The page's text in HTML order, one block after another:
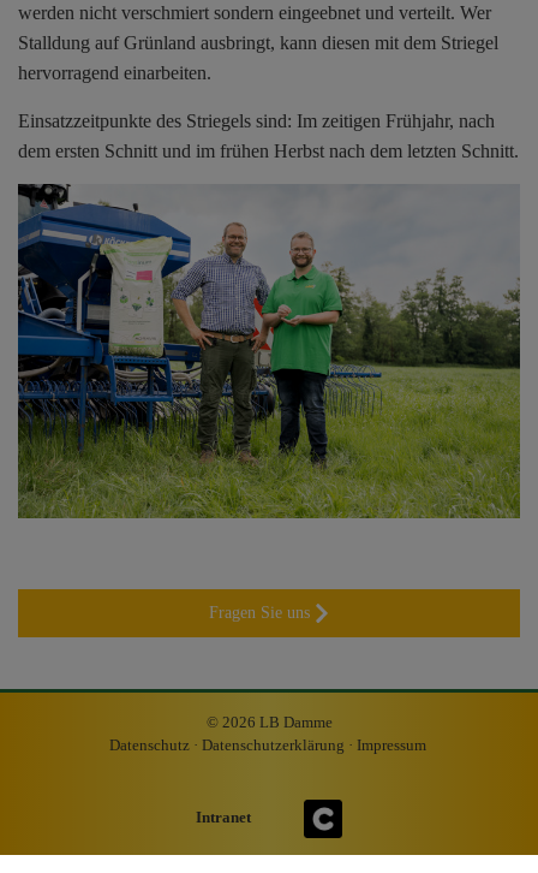
werden nicht verschmiert sondern eingeebnet und verteilt. Wer
Stalldung auf Grünland ausbringt, kann diesen mit dem Striegel
hervorragend einarbeiten.
Einsatzzeitpunkte des Striegels sind: Im zeitigen Frühjahr, nach
dem ersten Schnitt und im frühen Herbst nach dem letzten Schnitt.
Fragen Sie uns
© 2026 LB Damme
Datenschutz· Datenschutzerklärung · Impressum
Intranet